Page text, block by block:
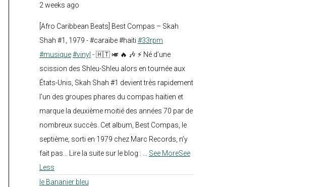
2 weeks ago
[Afro Caribbean Beats] Best Compas – Skah
Shah #1, 1979 - #caraïbe #haïti #33rpm
#musique #vinyl - 🇭🇹 🎺 🔥 🎶 ⚡ Né d’une
scission des Shleu-Shleu alors en tournée aux
États-Unis, Skah Shah #1 devient très rapidement
l’un des groupes phares du compas haïtien et
marque la deuxième moitié des années 70 par de
nombreux succès. Cet album, Best Compas, le
septième, sorti en 1979 chez Marc Records, n’y
fait pas... Lire la suite sur le blog :
See MoreSee
Less
le Bananier bleu